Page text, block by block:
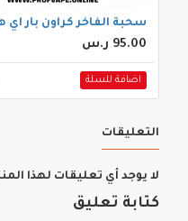
سحبة الفاخر كراون بار اي هوز اكس
95.00 ر.س
اضافة للسلة
التعليقات
لا يوجد أي تعليقات لهذا
كتابة تعليق